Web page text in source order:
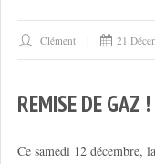
Clément 21
REMISE DE GAZ !
Ce samedi 12 décembre,